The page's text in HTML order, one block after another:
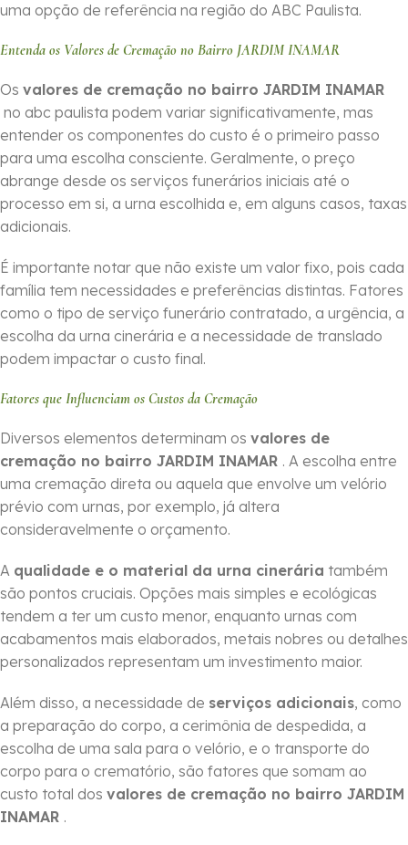
uma opção de referência na região do ABC Paulista.
Entenda os Valores de Cremação no Bairro JARDIM INAMAR
Os valores de cremação no bairro JARDIM INAMAR
no abc paulista podem variar significativamente, mas
entender os componentes do custo é o primeiro passo
para uma escolha consciente. Geralmente, o preço
abrange desde os serviços funerários iniciais até o
processo em si, a urna escolhida e, em alguns casos, taxas
adicionais.
É importante notar que não existe um valor fixo, pois cada
família tem necessidades e preferências distintas. Fatores
como o tipo de serviço funerário contratado, a urgência, a
escolha da urna cinerária e a necessidade de translado
podem impactar o custo final.
Fatores que Influenciam os Custos da Cremação
Diversos elementos determinam os valores de
cremação no bairro JARDIM INAMAR . A escolha entre
uma cremação direta ou aquela que envolve um velório
prévio com urnas, por exemplo, já altera
consideravelmente o orçamento.
A qualidade e o material da urna cinerária também
são pontos cruciais. Opções mais simples e ecológicas
tendem a ter um custo menor, enquanto urnas com
acabamentos mais elaborados, metais nobres ou detalhes
personalizados representam um investimento maior.
Além disso, a necessidade de serviços adicionais, como
a preparação do corpo, a cerimônia de despedida, a
escolha de uma sala para o velório, e o transporte do
corpo para o crematório, são fatores que somam ao
custo total dos valores de cremação no bairro JARDIM
INAMAR .